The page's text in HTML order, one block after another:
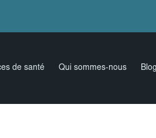
de santé Qui sommes-nous